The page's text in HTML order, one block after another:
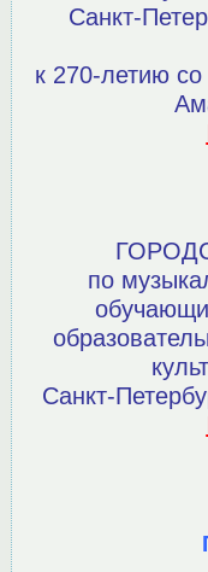
Санкт-
к 270-летию
по
Санкт-